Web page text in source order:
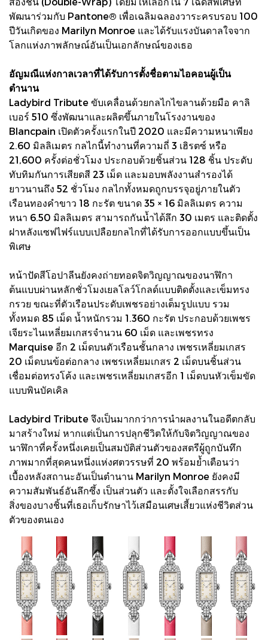
พัฒนาร่วมกับ Pantone® เพื่อเฉลิมฉลองวาระครบรอบ 100
ปีวันเกิดของ Marilyn Monroe และได้รับแรงบันดาลใจจาก
โลกแห่งภาพลักษณ์อันเป็นเอกลักษณ์ของเธอ
อัญมณีแห่งกาลเวลาที่ได้รับการตั้งชื่อตามไอคอนผู้เป็น
ตำนาน
Ladybird Tribute ขับเคลื่อนด้วยกลไกไขลานด้วยมือ คาลิ
เบอร์ 510 ซึ่งพัฒนาและผลิตขึ้นภายในโรงงานของ
Blancpain เปิดตัวครั้งแรกในปี 2020 และมีความหนาเพียง
2.60 มิลลิเมตร กลไกนี้ทำงานที่ความถี่ 3 เฮิรตซ์ หรือ
21,600 ครั้งต่อชั่วโมง ประกอบด้วยชิ้นส่วน 128 ชิ้น ประดับ
ทับทิมกันการเสียดสี 23 เม็ด และมอบพลังงานสำรองได้
ยาวนานถึง 52 ชั่วโมง กลไกทั้งหมดถูกบรรจุอยู่ภายในตัว
เรือนทองคำขาว 18 กะรัต ขนาด 35 × 16 มิลลิเมตร ความ
หนา 6.50 มิลลิเมตร สามารถกันน้ำได้ลึก 30 เมตร และติดตั้ง
ฝาหลังแซฟไฟร์แบบเปลือยกลไกที่ได้รับการออกแบบขึ้นเป็น
พิเศษ
หน้าปัดสีโอปาลีนยังคงถ่ายทอดจิตวิญญาณของนาฬิกา
ต้นแบบผ่านหลักชั่วโมงเยลโลว์โกลด์แบบติดตั้งและเข็มทรง
กรวย ขณะที่ตัวเรือนประดับเพชรอย่างเต็มรูปแบบ รวม
ทั้งหมด 85 เม็ด น้ำหนักรวม 1.360 กะรัต ประกอบด้วยเพชร
เจียระไนเหลี่ยมเกสรจำนวน 60 เม็ด และเพชรทรง
Marquise อีก 2 เม็ดบนตัวเรือนชั้นกลาง เพชรเหลี่ยมเกสร
20 เม็ดบนข้อต่อกลาง เพชรเหลี่ยมเกสร 2 เม็ดบนชิ้นส่วน
เชื่อมต่อทรงโค้ง และเพชรเหลี่ยมเกสรอีก 1 เม็ดบนหัวเข็มขัด
แบบพินบัคเคิล
Ladybird Tribute จึงเป็นมากกว่าการนำผลงานในอดีตกลับ
มาสร้างใหม่ หากแต่เป็นการปลุกชีวิตให้กับจิตวิญญาณของ
นาฬิกาที่ครั้งหนึ่งเคยเป็นสมบัติส่วนตัวของสตรีผู้ถูกบันทึก
ภาพมากที่สุดคนหนึ่งแห่งศตวรรษที่ 20 พร้อมย้ำเตือนว่า
เบื้องหลังสถานะอันเป็นตำนาน Marilyn Monroe ยังคงมี
ความสัมพันธ์อันลึกซึ้ง เป็นส่วนตัว และตั้งใจเลือกสรรกับ
สิ่งของบางชิ้นที่เธอเก็บรักษาไว้เสมือนเศษเสี้ยวแห่งชีวิตส่วน
ตัวของตนเอง